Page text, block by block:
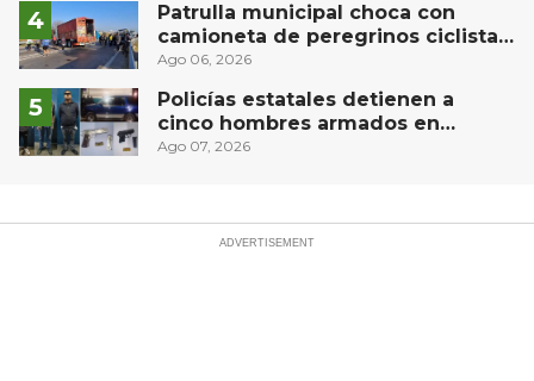
Patrulla municipal choca con
camioneta de peregrinos ciclistas
en la autopista México-Querétaro
Ago 06, 2026
Policías estatales detienen a
cinco hombres armados en
Puebla capital
Ago 07, 2026